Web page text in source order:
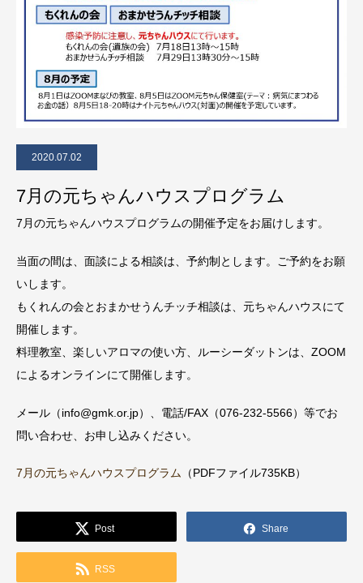
2020.07.02
7月の元ちゃんハウスプログラム
7月の元ちゃんハウスプログラムの開催予定をお届けします。
当面の間は、面談による相談は、予約制とします。ご予約をお願
いします。
もくれんの会とおまかせうんチッチ相談は、元ちゃんハウスにて
開催します。
料理教室、楽しいアロマの使い方、ルーシーダットンは、ZOOM
によるオンラインにて開催します。
メール（info@gmk.or.jp）、電話/FAX（076-232-5566）等でお
問い合わせ、お申し込みください。
7月の元ちゃんハウスプログラム （PDFファイル735KB）
Post Share
RSS